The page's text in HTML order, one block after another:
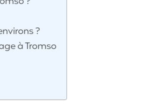
?
à Tromso